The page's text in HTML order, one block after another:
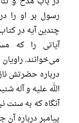
رسول بر او را
چندین آیه در
آیاتی را که
می‌خوانند.
درباره حضرتش
الله علیه و آله
آنگاه که به سنت
پیامبر درباره